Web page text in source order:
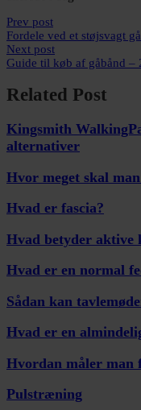
Prev post
Fordele ved et støjsvagt
Next post
Guide til køb af gåbånd –
Related Post
Kingsmith
alternativer
Hvor meget skal
Hvad er fascia?
Hvad betyder aktive
Hvad er en normal
Sådan kan
Hvad er en
Hvordan måler man
Pulstræning